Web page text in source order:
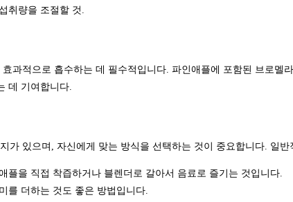
취량을 조절할 것.
과적으로 흡수하는 데 필수적입니다. 파인애플에 포함된 브로
데 기여합니다.
가 있으며, 자신에게 맞는 방식을 선택하는 것이 중요합니다. 일
플을 직접 착즙하거나 블렌더로 갈아서 음료로 즐기는 것입니다.
를 더하는 것도 좋은 방법입니다.